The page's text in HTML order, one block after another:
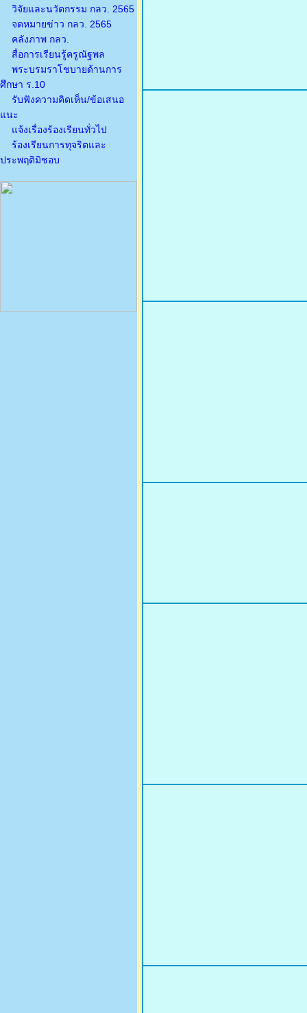
วิจัยและนวัตกรรม กลว. 2565
จดหมายข่าว กลว. 2565
คลังภาพ กลว.
สื่อการเรียนรู้ครูณัฐพล
พระบรมราโชบายด้านการ
ศึกษา ร.10
รับฟังความคิดเห็น/ข้อเสนอ
แนะ
แจ้งเรื่องร้องเรียนทั่วไป
ร้องเรียนการทุจริตและ
ประพฤติมิชอบ